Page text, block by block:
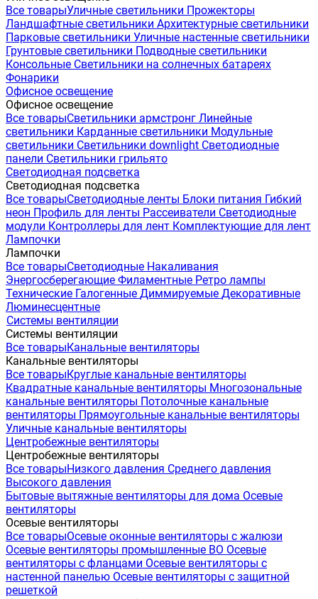
Все товарыУличные светильники Прожекторы
Ландшафтные светильники Архитектурные светильники
Парковые светильники Уличные настенные светильники
Грунтовые светильники Подводные светильники
Консольные Светильники на солнечных батареях
Фонарики
Офисное освещение
Офисное освещение
Все товарыСветильники армстронг Линейные
светильники Карданные светильники Модульные
светильники Светильники downlight Светодиодные
панели Светильники грильято
Светодиодная подсветка
Светодиодная подсветка
Все товарыСветодиодные ленты Блоки питания Гибкий
неон Профиль для ленты Рассеиватели Светодиодные
модули Контроллеры для лент Комплектующие для лент
Лампочки
Лампочки
Все товарыСветодиодные Накаливания
Энергосберегающие Филаментные Ретро лампы
Технические Галогенные Диммируемые Декоративные
Люминесцентные
Системы вентиляции
Системы вентиляции
Все товарыКанальные вентиляторы
Канальные вентиляторы
Все товарыКруглые канальные вентиляторы
Квадратные канальные вентиляторы Многозональные
канальные вентиляторы Потолочные канальные
вентиляторы Прямоугольные канальные вентиляторы
Уличные канальные вентиляторы
Центробежные вентиляторы
Центробежные вентиляторы
Все товарыНизкого давления Среднего давления
Высокого давления
Бытовые вытяжные вентиляторы для дома Осевые
вентиляторы
Осевые вентиляторы
Все товарыОсевые оконные вентиляторы с жалюзи
Осевые вентиляторы промышленные ВО Осевые
вентиляторы с фланцами Осевые вентиляторы с
настенной панелью Осевые вентиляторы с защитной
решеткой